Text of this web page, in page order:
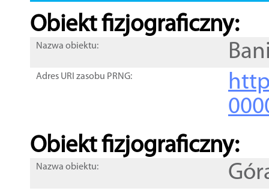
Obiekt fizjograficzny:
Nazwa obiektu:
Adres URI zasobu PRNG:
Obiekt fizjograficzny:
Nazwa obiektu: